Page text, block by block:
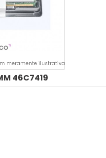
meramente ilustrativa
46C7419